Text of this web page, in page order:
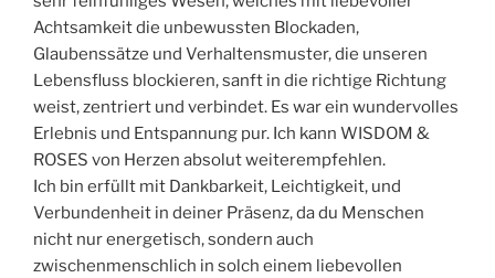
Achtsamkeit die unbewussten Blockaden,
Glaubenssätze und Verhaltensmuster, die unseren
Lebensfluss blockieren, sanft in die richtige Richtung
weist, zentriert und verbindet. Es war ein wundervolles
Erlebnis und Entspannung pur. Ich kann WISDOM &
ROSES von Herzen absolut weiterempfehlen.
Ich bin erfüllt mit Dankbarkeit, Leichtigkeit, und
Verbundenheit in deiner Präsenz, da du Menschen
nicht nur energetisch, sondern auch
zwischenmenschlich in solch einem liebevollen